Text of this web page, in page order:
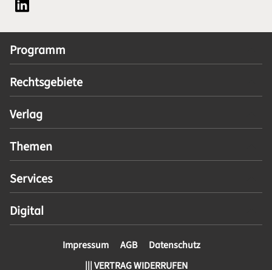
Social Media Plattform LinkedIn
Programm
Rechtsgebiete
Verlag
Themen
Services
Digital
Impressum AGB
Datenschutz
||| VERTRAG WIDERRUFEN